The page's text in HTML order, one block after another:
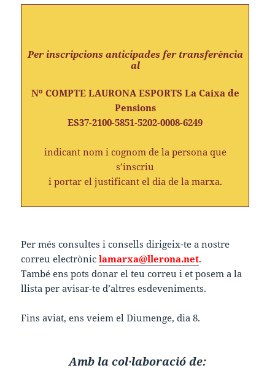
Per inscripcions anticipades fer transferència
al
Nº COMPTE LAURONA ESPORTS La Caixa de
Pensions
ES37-2100-5851-5202-0008-6249
indicant nom i cognom de la persona que
s’inscriu
i portar el justificant el dia de la marxa.
Per més consultes i consells dirigeix-te a nostre
correu electròniclamarxa@llerona.net.
També ens pots donar el teu correu i et posem a la
llista per avisar-te d’altres esdeveniments.
Fins aviat, ens veiem el Diumenge, dia 8.
Amb la col·laboració de: